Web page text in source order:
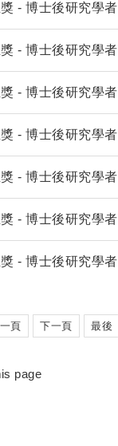
- 博士後研究學者
- 博士後研究學者
- 博士後研究學者
- 博士後研究學者
- 博士後研究學者
- 博士後研究學者
- 博士後研究學者
頁 下一頁 最後
page